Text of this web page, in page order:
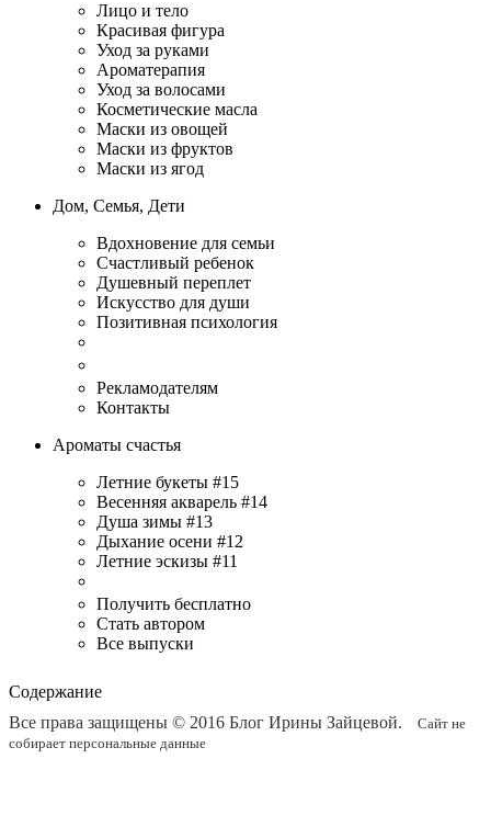
Лицо и тело
Красивая фигура
Уход за руками
Ароматерапия
Уход за волосами
Косметические масла
Маски из овощей
Маски из фруктов
Маски из ягод
Дом, Семья, Дети
Вдохновение для семьи
Счастливый ребенок
Душевный переплет
Искусство для души
Позитивная психология
Рекламодателям
Контакты
Ароматы счастья
Летние букеты #15
Весенняя акварель #14
Душа зимы #13
Дыхание осени #12
Летние эскизы #11
Получить бесплатно
Стать автором
Все выпуски
Содержание
Все права защищены © 2016 Блог Ирины Зайцевой.
Сайт не
собирает персональные данные